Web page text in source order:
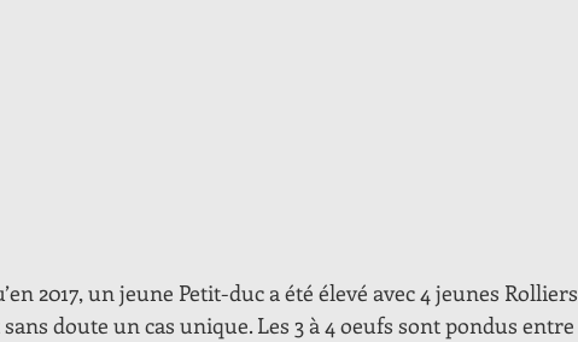
2017, un jeune Petit-duc a été élevé avec 4 jeunes Rolliers
doute un cas unique. Les 3 à 4 oeufs sont pondus entre